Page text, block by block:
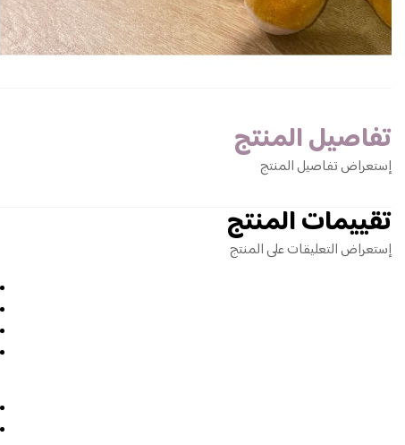
تفاصيل المنتج
إستعراض تفاصيل المنتج
تقييمات المنتج
إستعراض التعليقات على المنتج